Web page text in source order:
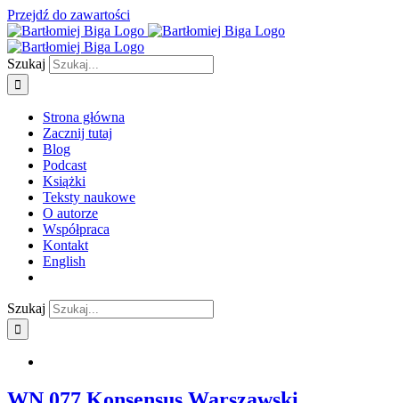
Przejdź do zawartości
Szukaj
Strona główna
Zacznij tutaj
Blog
Podcast
Książki
Teksty naukowe
O autorze
Współpraca
Kontakt
English
Szukaj